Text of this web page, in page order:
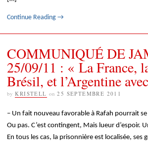
Continue Reading →
COMMUNIQUÉ DE
25/09/11 : « La France,
Brésil, et l’Argentine
by KRISTELL on 25 SEPTEMBRE 2011
– Un fait nouveau favorable à Rafah pourrait
Ou pas. C’est contingent, Mais lueur d’espoir.
En tous les cas, la prisonnière est localisée, ses